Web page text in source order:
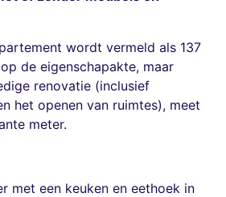
wordt vermeld als 137
de eigenschapakte, maar
renovatie (inclusief
het openen van ruimtes), meet
meter.
met een keuken en eethoek in